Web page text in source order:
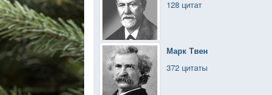
128 цитат
Марк Твен
372 цитаты